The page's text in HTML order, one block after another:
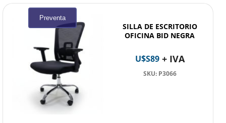
SILLA DE ESCRITORIO
OFICINA BID NEGRA
Preventa
U$S89+ IVA
SKU: P3066